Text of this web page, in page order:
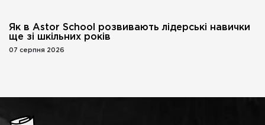
Як в Astor School розвивають лідерські навички
ще зі шкільних років
07 серпня 2026